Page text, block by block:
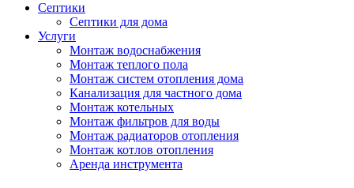
Септики
Септики для дома
Услуги
Монтаж водоснабжения
Монтаж теплого пола
Монтаж систем отопления дома
Канализация для частного дома
Монтаж котельных
Монтаж фильтров для воды
Монтаж радиаторов отопления
Монтаж котлов отопления
Аренда инструмента